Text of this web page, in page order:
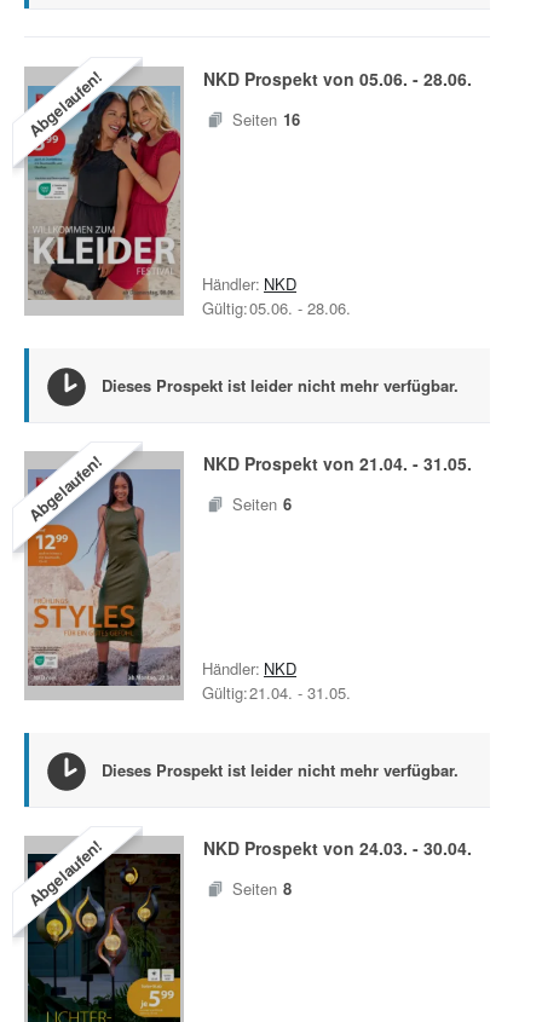
Abgelaufen! NKD Prospekt von 05.06. - 28.06.
Seiten 16
Gültig:05.06. - 28.06.
Händler: NKD
Dieses Prospekt ist leider nicht mehr verfügbar.
Abgelaufen! NKD Prospekt von 21.04. - 31.05.
Seiten 6
Gültig:21.04. - 31.05.
Händler: NKD
Dieses Prospekt ist leider nicht mehr verfügbar.
Abgelaufen! NKD Prospekt von 24.03. - 30.04.
Seiten 8